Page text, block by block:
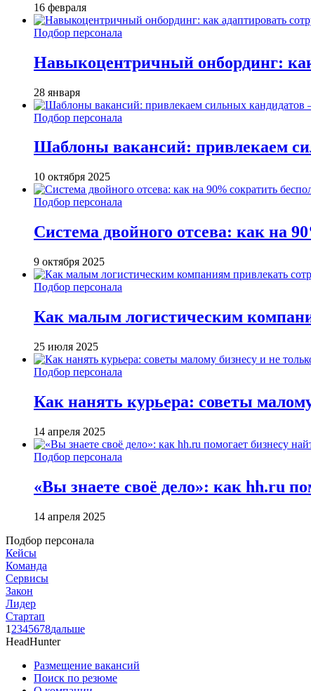
16 февраля
Подбор персонала
Навыкоцентричный онбординг:
28 января
Подбор персонала
Шаблоны вакансий: привлекаем
10 октября 2025
Подбор персонала
Система двойного отсева: как на
9 октября 2025
Подбор персонала
Как малым логистическим
25 июля 2025
Подбор персонала
Как нанять курьера: советы
14 апреля 2025
Подбор персонала
«Вы знаете своё дело»: как hh.ru
14 апреля 2025
Подбор персонала
Кейсы
Команда
Сервисы
Закон
Лидер
Стартап
1 2345678дальше
HeadHunter
Размещение вакансий
Поиск по резюме